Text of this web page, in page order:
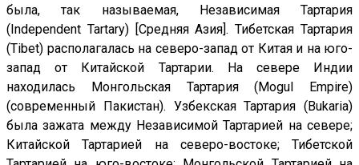
была, так называемая, Независимая Тартария
(Independent Tartary) [Средняя Азия]. Тибетская Тартария
(Tibet) располагалась на северо-запад от Китая и на юго-
запад от Китайской Тартарии. На севере Индии
находилась Монгольская Тартария (Mogul Empire)
(современный Пакистан). Узбекская Тартария (Bukaria)
была зажата между Независимой Тартарией на севере;
Китайской Тартарией на северо-востоке; Тибетской